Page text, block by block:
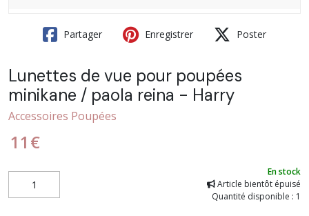
Partager Enregistrer Poster
Lunettes de vue pour poupées
minikane / paola reina - Harry
Accessoires Poupées
11 €
En stock
Article bientôt épuisé
Quantité disponible : 1